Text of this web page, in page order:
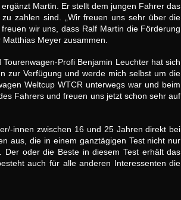
Martin. Er stellt dem jungen Fahrer das
zahlen sind. „Wir freuen uns sehr über die
wir uns, dass Ralf Martin die Förderung
Meyer zusammen.
Profi Benjamin Leuchter hat sich
zur Verfügung und werde mich selbst um die
Weltcup WTCR unterwegs war und beim
Fahrers und freuen uns jetzt schon sehr auf
innen zwischen 16 und 25 Jahren direkt bei
aus, die in einem ganztägigen Test nicht nur
oder die Beste in diesem Test erhält das
auch für alle anderen Interessenten die